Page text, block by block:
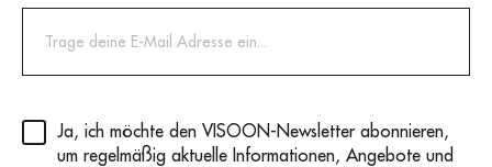
Privacy(erforderlich)
Ja, ich möchte den VISOON-Newsletter abonnieren,
um regelmäßig aktuelle Informationen, Angebote und